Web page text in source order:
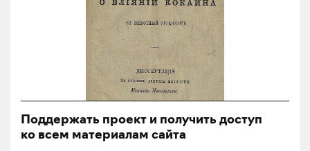
Поддержать проект и получить доступ
ко всем материалам сайта